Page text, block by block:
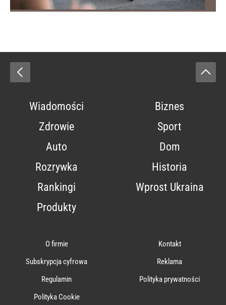
Wiadomości
Biznes
Zdrowie
Sport
Auto
Dom
Rozrywka
Historia
Rankingi
Wprost Ukraina
Produkty
O firmie
Kontakt
Subskrypcja cyfrowa
Reklama
Regulamin
Polityka prywatności
Polityka Cookie